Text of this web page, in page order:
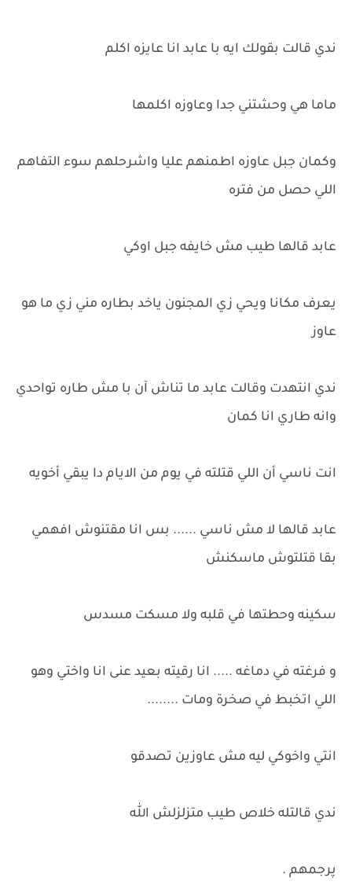
ندي قالت بقولك ايه با عابد انا عايزه اكلم
ماما هي وحشتني جدا وعاوزه اكلمها
وكمان جبل عاوزه اطمنهم عليا واشرحلهم سوء التفاهم
اللي حصل من فتره
عابد قالها طيب مش خايفه جبل اوكي
يعرف مكانا ويحي زي المجنون ياخد بطاره مني زي ما هو
عاوز
ندي انتهدت وقالت عابد ما تناش آن با مش طاره تواحدي
وانه طاري انا كمان
انت ناسي أن اللي قتلته في يوم من الايام دا يبقي أخويه
عابد قالها لا مش ناسي ...... بس انا مقتنوش افهمي
بقا قتلتوش ماسكنش
سكينه وحطتها في قلبه ولا مسكت مسدس
و فرغته في دماغه ..... انا رقيته بعيد عنى انا واختي وهو
اللي اتخبط في صخرة ومات ........
انتي واخوكي ليه مش عاوزين تصدقو
ندي قالتله خلاص طيب متزلزلش الله
پرجمهم .